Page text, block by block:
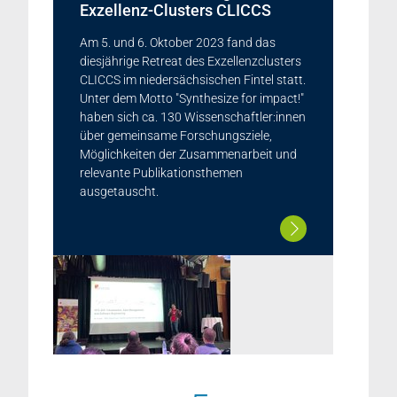
Exzellenz-Clusters CLICCS
Am 5. und 6. Oktober 2023 fand das
diesjährige Retreat des Exzellenzclusters
CLICCS im niedersächsischen Fintel statt.
Unter dem Motto "Synthesize for impact!"
haben sich ca. 130 Wissenschaftler:innen
über gemeinsame Forschungsziele,
Möglichkeiten der Zusammenarbeit und
relevante Publikationsthemen
ausgetauscht.